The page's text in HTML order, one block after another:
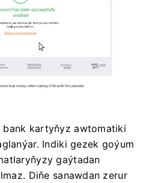
bank kartyňyz awtomatiki
Indiki gezek goýum
gaýtadan
Diňe sanawdan zerur